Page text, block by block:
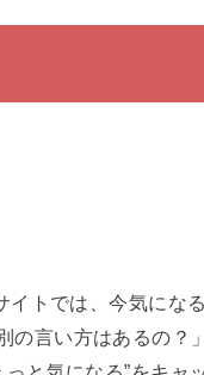
トでは、今気にな
の言い方はあるの？